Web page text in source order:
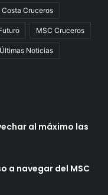
Costa Cruceros
MSC Cruceros
Últimas Noticias
al máximo las
a navegar del MSC